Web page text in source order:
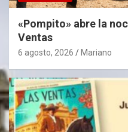
«Pompito» abre la
Ventas
6 agosto, 2026 Mariano